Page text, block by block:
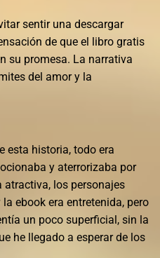
sentir una descargar
de que el libro gratis
su promesa. La narrativa
del amor y la
esta historia, todo era
y aterrorizaba por
atractiva, los personajes
ebook era entretenida, pero
un poco superficial, sin la
he llegado a esperar de los